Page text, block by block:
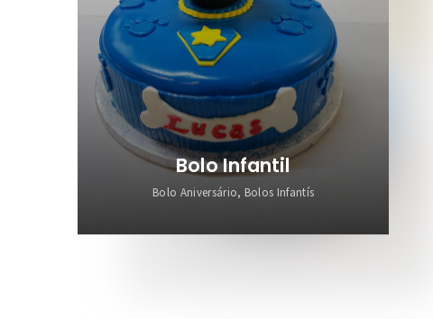
Bolo Infantil
Bolo Aniversário, Bolos Infantís